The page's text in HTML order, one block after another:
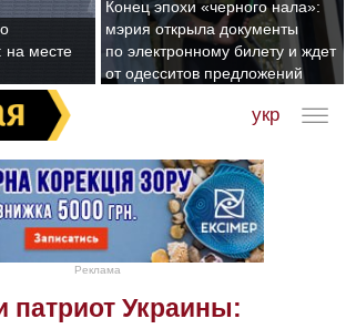
на месте
Конец эпохи «черного нала»:
мэрия открыла документы
по электронному билету и ждет
от одесситов предложений
укр
Реклама
патриот Украины: